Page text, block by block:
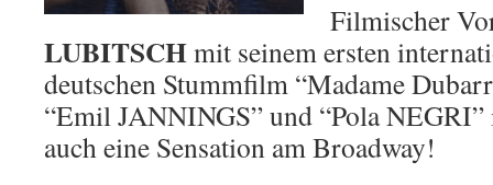
Filmischer
LUBITSCHmit seinem ersten
deutschen Stummfilm “Madame
“Emil JANNINGS” und “Pola
auch eine Sensation am Broadway!